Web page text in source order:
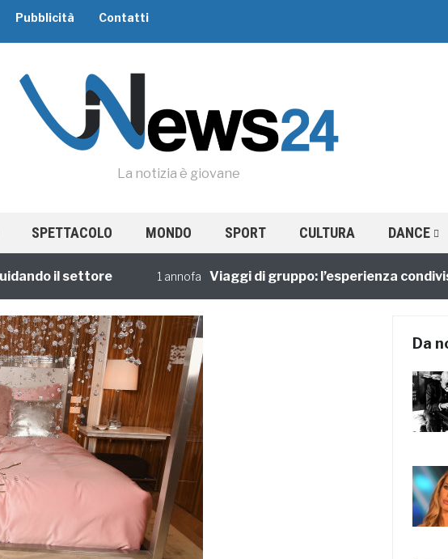
Pubblicità Contatti
La notizia è giovane
SPETTACOLO MONDO SPORT CULTURA DANCE
il settore 1 annofa Viaggi di gruppo: l’esperienza condivisa
Da